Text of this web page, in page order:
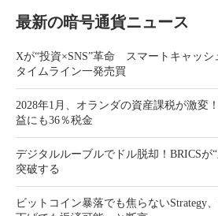
最新の暗号通貨ニュース
Xが“投資×SNS”革命 スマートキャッシ
タイムライン一発売買
2028年1月、オランダの資産課税が激変
益にも36％税金
デジタルルーブルでドル脱却！BRICSが
突破する
ビットコイン暴落でも焦らないStrategy